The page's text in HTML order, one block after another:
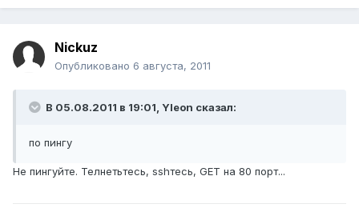
Nickuz
Опубликовано 6 августа, 2011
В 05.08.2011 в 19:01, Yleon сказал:
по пингу
Не пингуйте. Телнетьтесь, sshтесь, GET на 80 порт...